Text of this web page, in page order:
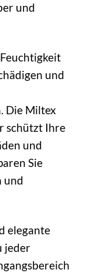
und
und
Die Miltex
schützt Ihre
und
Sie
und
elegante
jeder